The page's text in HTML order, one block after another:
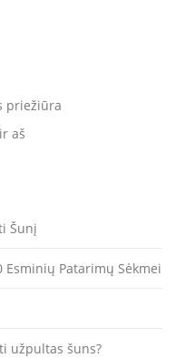
priežiūra
aš
Šunį
Patarimų Sėkmei
užpultas šuns?